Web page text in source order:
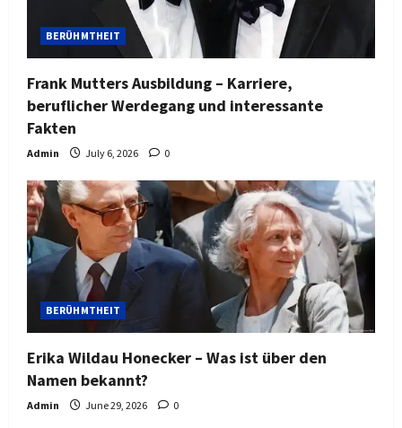
BERÜHMTHEIT
Frank Mutters Ausbildung – Karriere,
beruflicher Werdegang und interessante
Fakten
Admin July 6, 2026 0
BERÜHMTHEIT
Erika Wildau Honecker – Was ist über den
Namen bekannt?
Admin June 29, 2026 0